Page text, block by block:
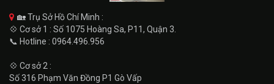
🏡 Trụ Sở Hồ Chí Minh :
💠 Cơ sở 1 : Số 1075 Hoàng Sa, P11, Quận 3.
📞 Hotline : 0964.496.956
💠 Cơ sở 2 :
Số 316 Phạm Văn Đồng P1 Gò Vấp